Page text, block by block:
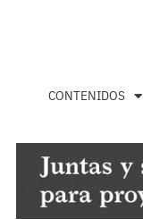
CONTENIDOS